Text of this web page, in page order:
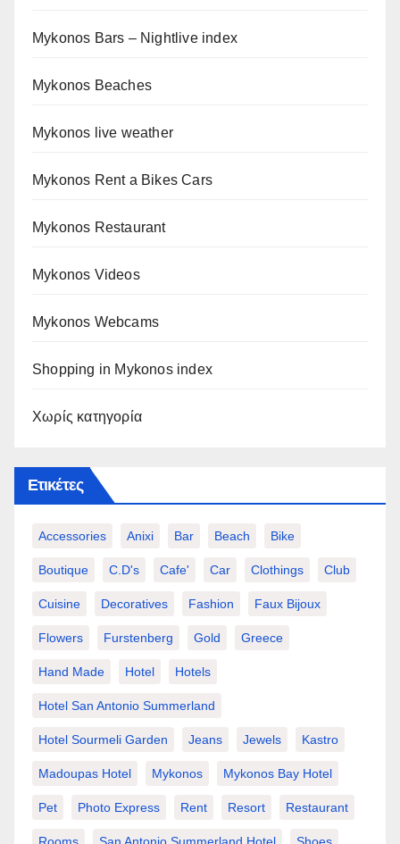
Mykonos Bars – Nightlive index
Mykonos Beaches
Mykonos live weather
Mykonos Rent a Bikes Cars
Mykonos Restaurant
Mykonos Videos
Mykonos Webcams
Shopping in Mykonos index
Χωρίς κατηγορία
Ετικέτες
Accessories Anixi Bar Beach Bike
Boutique C.d's Cafe' Car Clothings Club
Cuisine Decoratives Fashion Faux Bijoux
Flowers Furstenberg Gold Greece
Hand Made Hotel Hotels
Hotel San Antonio Summerland
Hotel Sourmeli Garden Jeans Jewels Kastro
Madoupas Hotel Mykonos Mykonos Bay Hotel
Pet Photo Express Rent Resort Restaurant
Rooms San Antonio Summerland Hotel Shoes